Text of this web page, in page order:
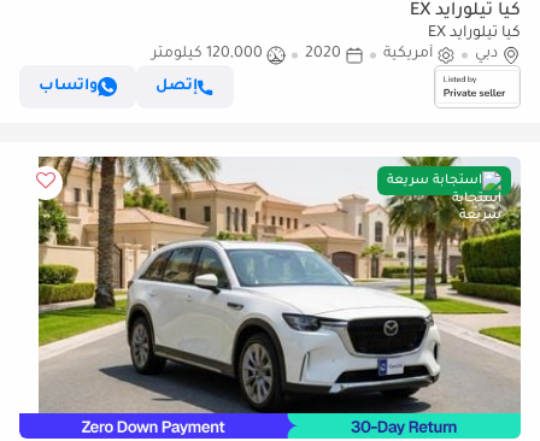
كيا تيلورايد EX
كيا تيلورايد EX
دبي
أمريكية 2020
120,000 كيلومتر
إتصل
واتساب
استجابة سريعة